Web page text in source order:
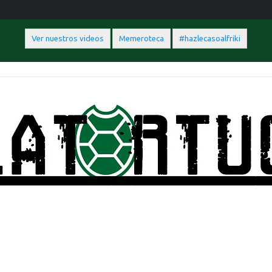
Ver nuestros videos Memeroteca #hazlecasoalfriki